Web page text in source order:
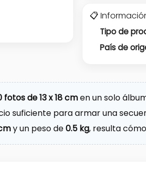
📋
Tipo de
País de
fotos de 13 x 18 cmen un solo
suficiente para armar una
y un peso de0.5 kg, resulta